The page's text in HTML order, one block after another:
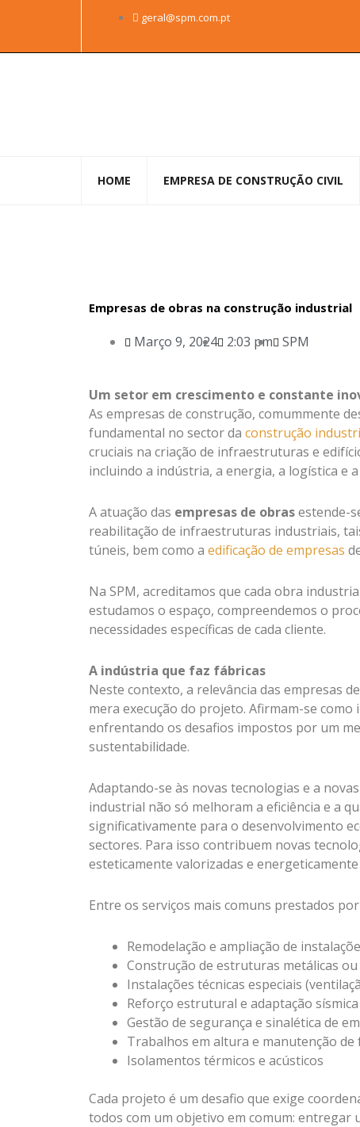
geral@spm.com.pt
HOME EMPRESA DE CONSTRUÇÃO CIVIL
Empresas de obras na construção industrial
Março 9, 2024 2:03 pm SPM
Um setor em crescimento e constante
As empresas de construção, comummente
fundamental no sector da construção
cruciais na criação de infraestruturas e
incluindo a indústria, a energia, a logística e
A atuação das empresas de obrasestende-
reabilitação de infraestruturas industriais,
túneis, bem como a edificação de empresas
Na SPM, acreditamos que cada obra
estudamos o espaço, compreendemos o
necessidades específicas de cada cliente.
A indústria que faz fábricas
Neste contexto, a relevância das empresas
mera execução do projeto. Afirmam-se
enfrentando os desafios impostos por um
sustentabilidade.
Adaptando-se às novas tecnologias e a
industrial não só melhoram a eficiência e a
significativamente para o desenvolvimento
sectores. Para isso contribuem novas
esteticamente valorizadas e energeticamente
Entre os serviços mais comuns prestados
Remodelação e ampliação de
Construção de estruturas metálicas
Instalações técnicas especiais
Reforço estrutural e adaptação sísmica
Gestão de segurança e sinalética de
Trabalhos em altura e manutenção de
Isolamentos térmicos e acústicos
Cada projeto é um desafio que exige
todos com um objetivo em comum: entregar